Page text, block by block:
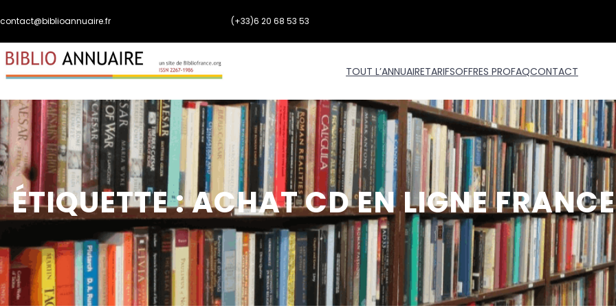
au
contenu
contact@biblioannuaire.fr (+33)6 20 68 53 53
TOUT L’ANNUAIRETARIFSOFFRES PROFAQCONTACT
ÉTIQUETTE :ACHAT CD EN LIGNE FRANCE